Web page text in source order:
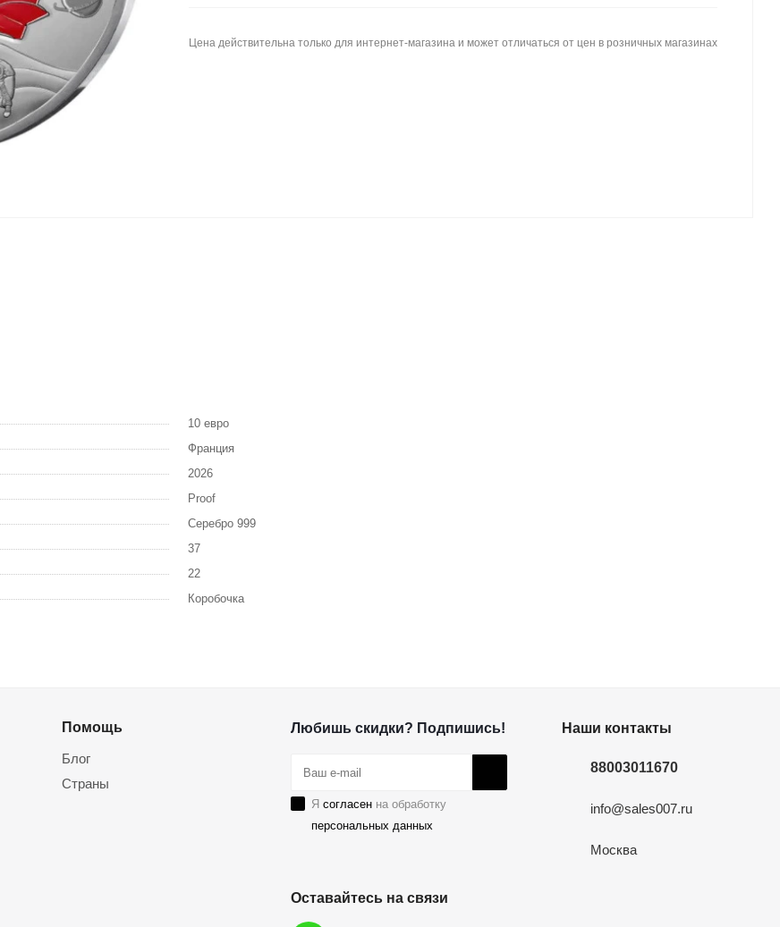
Цена действительна только для интернет-магазина и может отличаться от цен в розничных магазинах
10 евро
Франция
2026
Proof
Серебро 999
37
22
Коробочка
Помощь
Блог
Страны
Любишь скидки? Подпишись!
Я согласенна обработку
персональных данных
Оставайтесь на связи
Наши контакты
88003011670
info@sales007.ru
Москва